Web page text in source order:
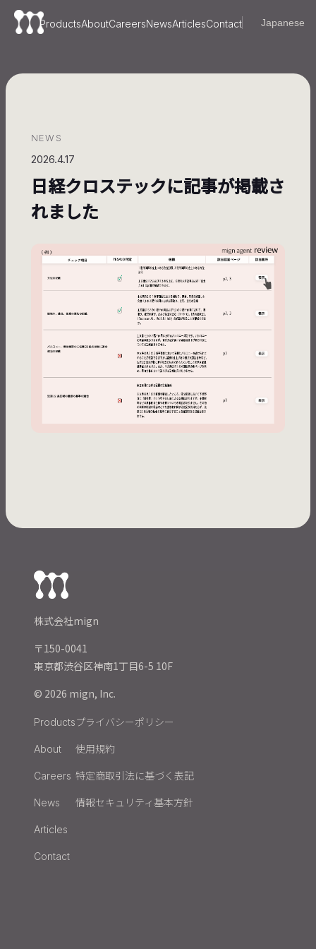
ProductsAboutCareersNewsArticlesContact
NEWS
2026.4.17
日経クロステックに記事が掲載さ
れました
株式会社mign
〒150-0041
東京都渋谷区神南1丁目6-5 10F
© 2026 mign, Inc.
Products
About
Careers
News
Articles
Contact
プライバシーポリシー
使用規約
特定商取引法に基づく表記
情報セキュリティ基本方針